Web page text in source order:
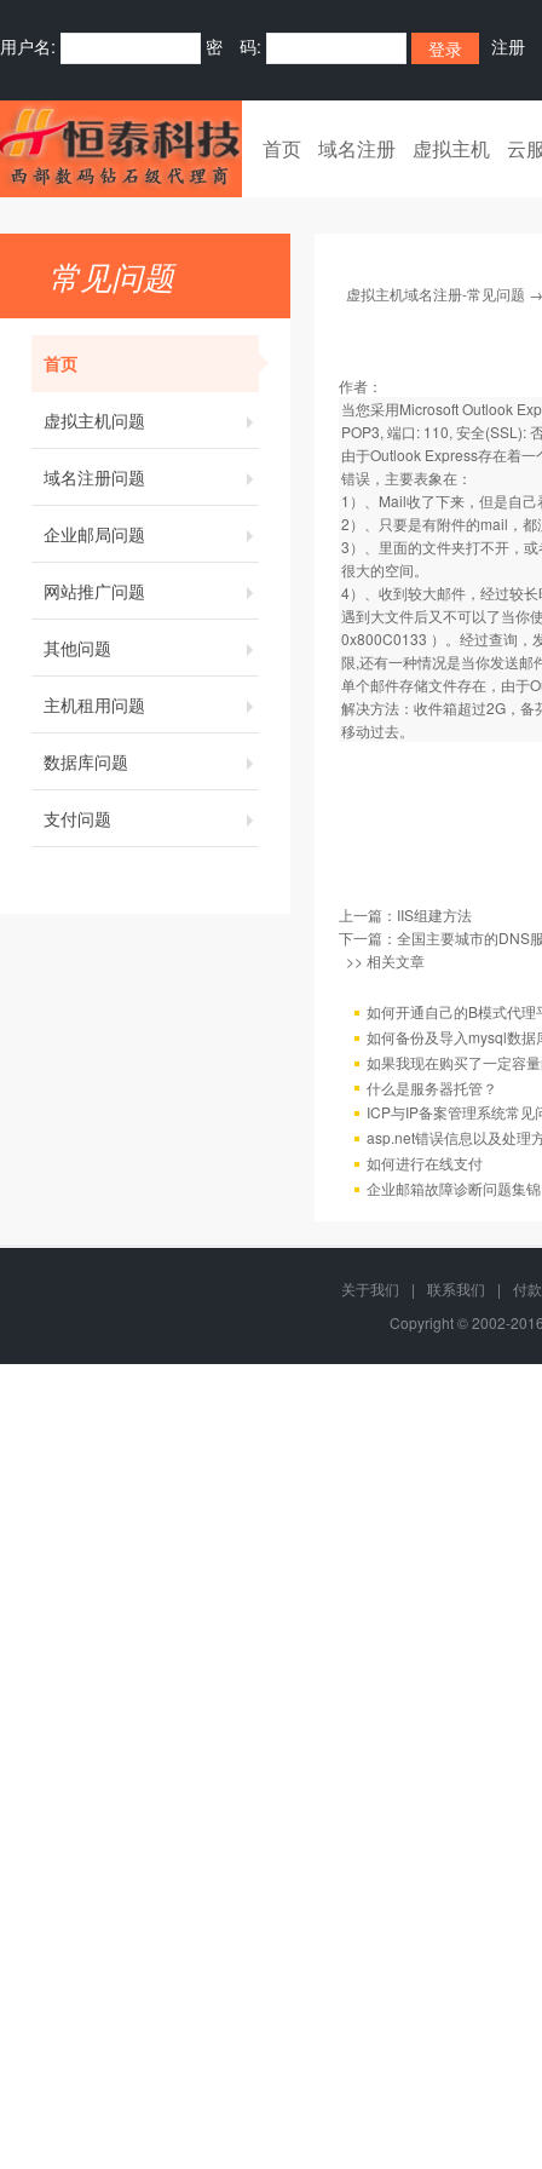
用户名: 密 码: 注册
首页 域名注册 虚拟主机 云
常见问题
首页
虚拟主机问题
域名注册问题
企业邮局问题
网站推广问题
其他问题
主机租用问题
数据库问题
支付问题
虚拟主机域名注册-常见问题
作者：
当您采用Microsoft Outlook
POP3, 端口: 110, 安全(SSL):
由于Outlook Express存在着
错误，主要表象在：
1）、Mail收了下来，但是自
2）、只要是有附件的mail，
3）、里面的文件夹打不开，
很大的空间。
4）、收到较大邮件，经过较
遇到大文件后又不可以了当你
0x800C0133 ）。经过查询，
限,还有一种情况是当你发送邮
单个邮件存储文件存在，由于
解决方法：收件箱超过2G，
移动过去。
上一篇： IIS组建方法
下一篇： 全国主要城市的DNS
>> 相关文章
如何开通自己的B模式代理
如何备份及导入mysql数据
如果我现在购买了一定容
什么是服务器托管？
ICP与IP备案管理系统常见
asp.net错误信息以及处理
如何进行在线支付
企业邮箱故障诊断问题集锦
关于我们 | 联系我们 |
付
Copyright © 2002-